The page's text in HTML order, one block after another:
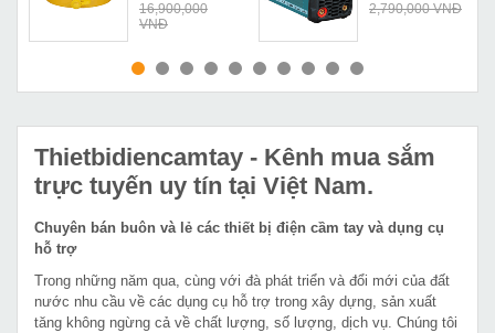
MUA NGAY
RSC200150
16,900,000
VNĐ
MUA NGAY
2,790,000 VNĐ
Thietbidiencamtay - Kênh mua sắm
trực tuyến uy tín tại Việt Nam.
Chuyên bán buôn và lẻ các thiết bị điện cầm tay và dụng cụ
hỗ trợ
Trong những năm qua, cùng với đà phát triển và đổi mới của đất
nước nhu cầu về các dụng cụ hỗ trợ trong xây dựng, sản xuất
tăng không ngừng cả về chất lượng, số lượng, dịch vụ. Chúng tôi